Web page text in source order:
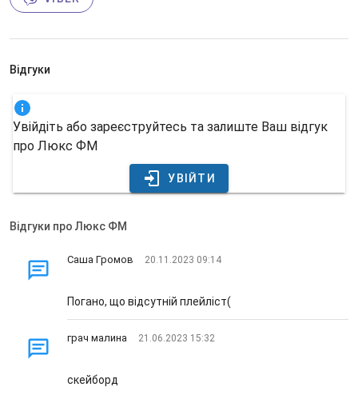
Відгуки
Увійдіть або зареєструйтесь та залиште Ваш відгук
про Люкс ФМ
УВІЙТИ
Відгуки про Люкс ФМ
Саша Громов 20.11.2023 09:14
Погано, що відсутній плейліст(
грач малина 21.06.2023 15:32
скейборд